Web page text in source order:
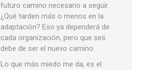
futuro camino necesario a seguir.
¿Qué tarden más o menos en la
adaptación? Eso ya dependerá de
cada organización, pero que ses
debe de ser el nuevo camino.
Lo que más miedo me da, es el